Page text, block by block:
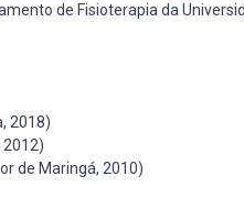
de Fisioterapia da
2018)
2012)
de Maringá, 2010)